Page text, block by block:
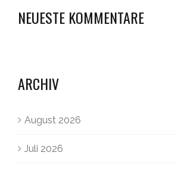
NEUESTE KOMMENTARE
ARCHIV
August 2026
Juli 2026